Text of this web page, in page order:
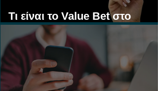
Τι είναι το Value Bet στο
Στοίχημα;